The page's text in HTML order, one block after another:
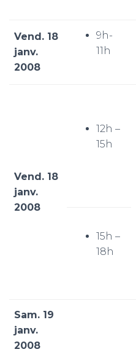
Vend. 18
janv.
2008
9h-
11h
Vend. 18
janv.
2008
12h –
15h
15h –
18h
Sam. 19
janv.
2008